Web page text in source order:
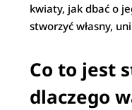
kwiaty, jak dbać o
stworzyć własny,
Co to jest
dlaczego